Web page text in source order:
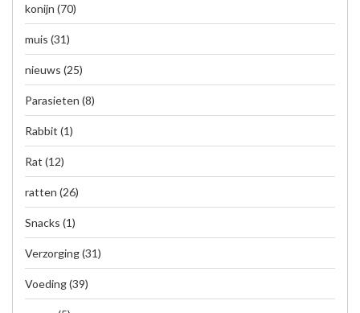
konijn (70)
muis (31)
nieuws (25)
Parasieten (8)
Rabbit (1)
Rat (12)
ratten (26)
Snacks (1)
Verzorging(31)
Voeding(39)